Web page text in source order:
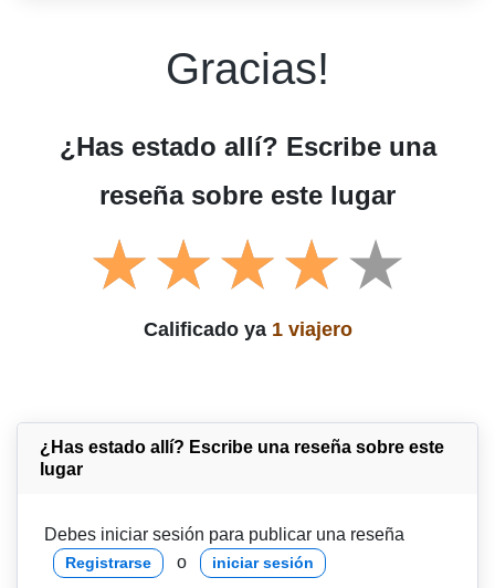
Gracias!
¿Has estado allí? Escribe una
reseña sobre este lugar
Calificado ya 1 viajero
¿Has estado allí? Escribe una reseña sobre este
lugar
Debes iniciar sesión para publicar una reseña
Registrarse o iniciar sesión